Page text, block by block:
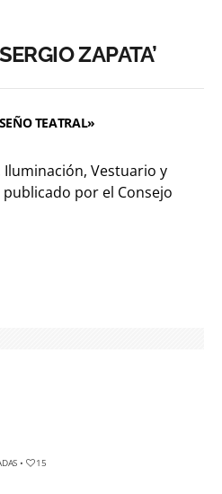
ZAPATA’
TEATRAL»
Vestuario y
por el Consejo
• 15